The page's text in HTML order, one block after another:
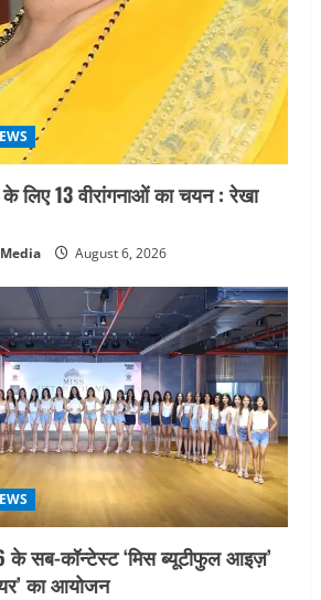
के लिए 13 वीरांगनाओं का चयन : रेखा
August 6, 2026
के सब-कॉन्टेस्ट ‘मिस ब्यूटीफुल आइज़’
का आयोजन